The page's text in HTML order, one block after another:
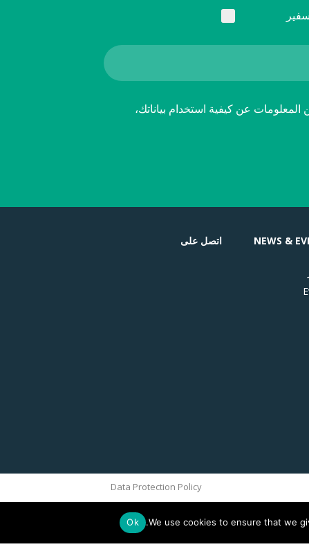
عن كيفية استخدام بياناتك،
NEWS & اتصل على
Data Protection Policy
We use cookies to ensure that we
Ok